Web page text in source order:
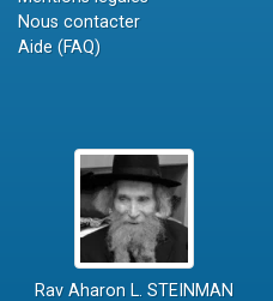
Nous contacter
Aide (FAQ)
Rav Aharon L. STEINMAN